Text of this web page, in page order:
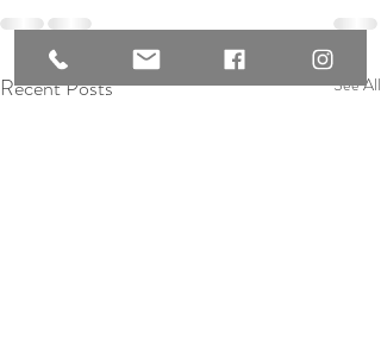
Recent Posts See All